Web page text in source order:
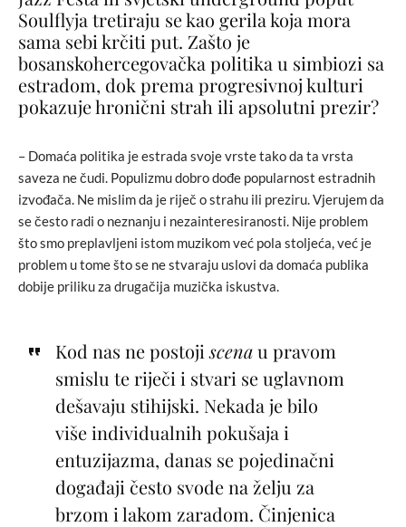
Soulflyja tretiraju se kao gerila koja mora
sama sebi krčiti put. Zašto je
bosanskohercegovačka politika u simbiozi sa
estradom, dok prema progresivnoj kulturi
pokazuje hronični strah ili apsolutni prezir?
– Domaća politika je estrada svoje vrste tako da ta vrsta
saveza ne čudi. Populizmu dobro dođe popularnost estradnih
izvođača. Ne mislim da je riječ o strahu ili preziru. Vjerujem da
se često radi o neznanju i nezainteresiranosti. Nije problem
što smo preplavljeni istom muzikom već pola stoljeća, već je
problem u tome što se ne stvaraju uslovi da domaća publika
dobije priliku za drugačija muzička iskustva.
Kod nas ne postojiscenau pravom
smislu te riječi i stvari se uglavnom
dešavaju stihijski. Nekada je bilo
više individualnih pokušaja i
entuzijazma, danas se pojedinačni
događaji često svode na želju za
brzom i lakom zaradom. Činjenica